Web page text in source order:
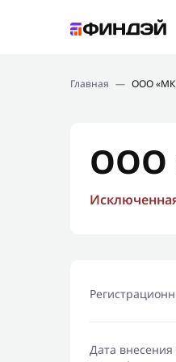
Новости
Главная — ООО
ООО
Дата